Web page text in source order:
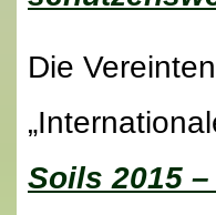
Die
Soils 2015 –